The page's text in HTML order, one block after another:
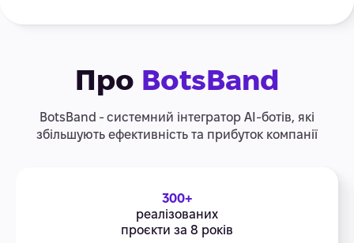
Про BotsBand
BotsBand - системний інтегратор АІ-ботів, які
збільшують ефективність та прибуток компанії
300+
реалізованих
проєкти за 8 років